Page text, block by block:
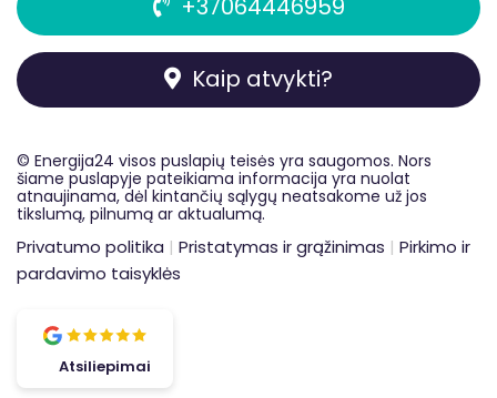
Kaip atvykti?
© Energija24 visos puslapių teisės yra saugomos. Nors
šiame puslapyje pateikiama informacija yra nuolat
atnaujinama, dėl kintančių sąlygų neatsakome už jos
tikslumą, pilnumą ar aktualumą.
Privatumo politika | Pristatymas ir grąžinimas | Pirkimo ir
pardavimo taisyklės
Atsiliepimai